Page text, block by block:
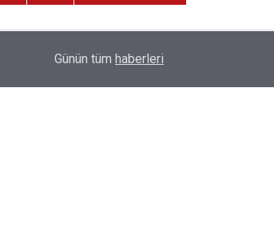
Fahiş fiyatlar nedeniyle işletmelere 101 milyon
Günün tüm haberleri